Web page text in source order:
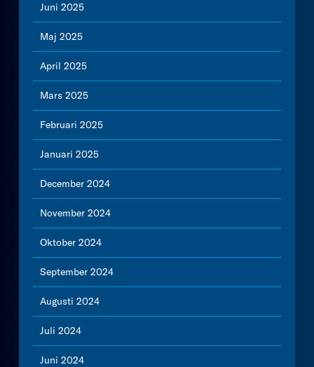
Juni 2025
Maj 2025
April 2025
Mars 2025
Februari 2025
Januari 2025
December 2024
November 2024
Oktober 2024
September 2024
Augusti 2024
Juli 2024
Juni 2024